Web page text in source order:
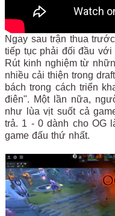
Ngay sau trận thua
tiếp tục phải đối đầu
Rút kinh nghiệm từ
nhiều cải thiện trong
bách trong cách triển
điên". Một lần nữa,
như lùa vịt suốt cả
trả. 1 - 0 dành cho OG
game đấu thứ nhất.